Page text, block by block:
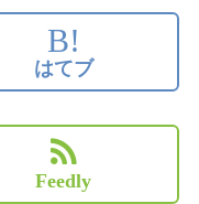
B!
はてブ
Feedly